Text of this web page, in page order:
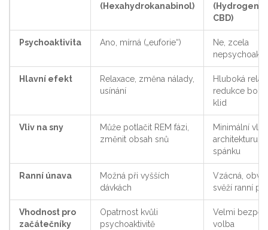
(Hexahydrokanabinol)
CBD)
Psychoaktivita Ano, mírná („euforie“)
Ne, zcela
Hlavní efekt
Relaxace, změna nálady,
usínání
Hluboká
redukce
klid
Vliv na sny
Může potlačit REM fázi,
změnit obsah snů
Minimální vliv
architekturu
spánku
Ranní únava
Možná při vyšších
dávkách
Vzácná,
svěží ranní
Vhodnost pro
začátečníky
Opatrnost kvůli
psychoaktivitě
Velmi
volba